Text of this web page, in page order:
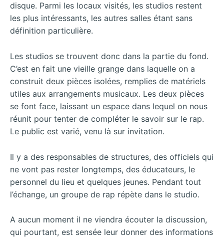
disque. Parmi les locaux visités, les studios restent
les plus intéressants, les autres salles étant sans
définition particulière.
Les studios se trouvent donc dans la partie du fond.
C’est en fait une vieille grange dans laquelle on a
construit deux pièces isolées, remplies de matériels
utiles aux arrangements musicaux. Les deux pièces
se font face, laissant un espace dans lequel on nous
réunit pour tenter de compléter le savoir sur le rap.
Le public est varié, venu là sur invitation.
Il y a des responsables de structures, des officiels qui
ne vont pas rester longtemps, des éducateurs, le
personnel du lieu et quelques jeunes. Pendant tout
l’échange, un groupe de rap répète dans le studio.
A aucun moment il ne viendra écouter la discussion,
qui pourtant, est sensée leur donner des informations